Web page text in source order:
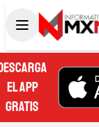
EL APP
GRATIS